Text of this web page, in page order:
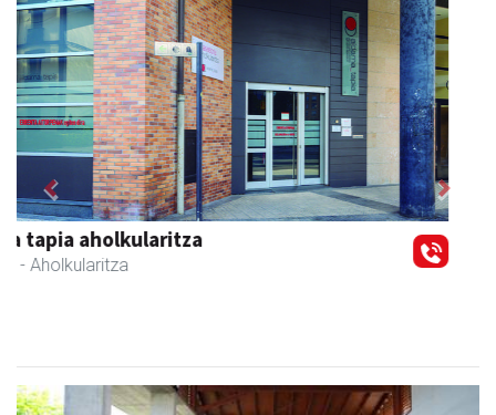
NutriEskola
Andoain - Ikasketak
Previous Next